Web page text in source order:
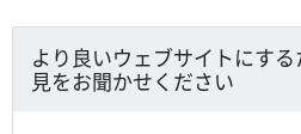
より良いウェブサイトにす
見をお聞かせください